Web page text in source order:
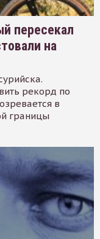
пересекал
на
рекорд по
в
границы